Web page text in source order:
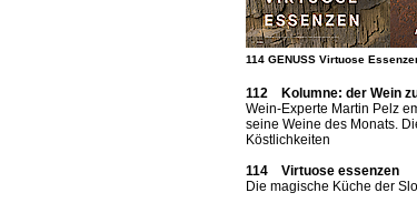
114 GENUSS Virtuose
112 Kolumne: der Wein
Wein-Experte Martin Pelz
seine Weine des Monats.
Köstlichkeiten
114 Virtuose essenzen
Die magische Küche der